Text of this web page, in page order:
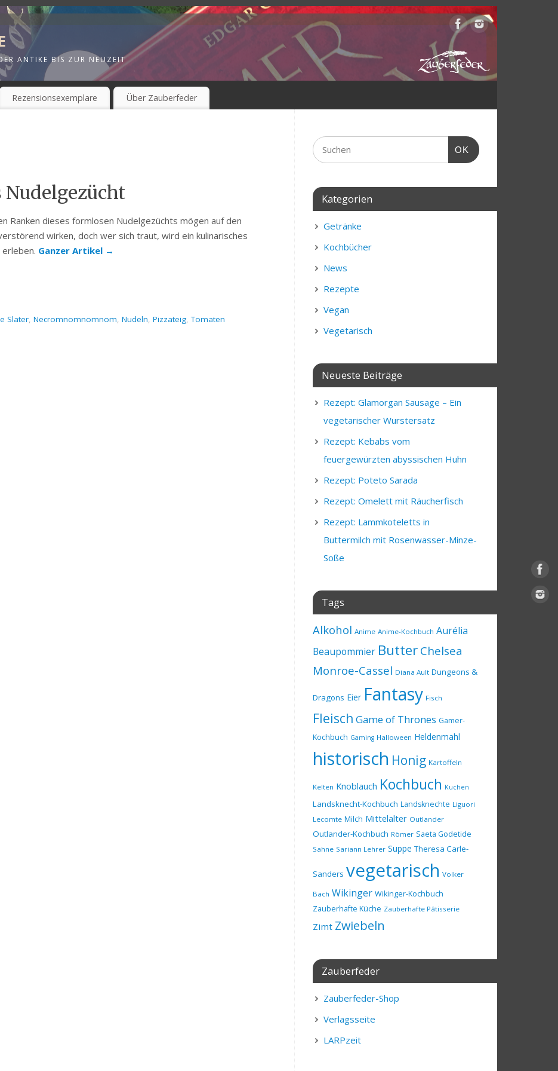
ANTIKE BIS ZUR NEUZEIT
Rezensionsexemplare Über Zauberfeder
Nudelgezücht
Ranken dieses formlosen Nudelgezüchts mögen auf den
wirken, doch wer sich traut, wird ein kulinarisches
Ganzer Artikel →
Slater, Necromnomnomnom, Nudeln, Pizzateig,Tomaten
OK
Kategorien
Getränke
Kochbücher
News
Rezepte
Vegan
Vegetarisch
Neueste Beiträge
Rezept: Glamorgan Sausage – Ein
vegetarischer Wurstersatz
Rezept: Kebabs vom
feuergewürzten abyssischen Huhn
Rezept: Poteto Sarada
Rezept: Omelett mit Räucherfisch
Rezept: Lammkoteletts in
Buttermilch mit Rosenwasser-Minze-
Soße
Tags
Alkohol Anime Anime-Kochbuch Aurélia
Beaupommier ButterChelsea
Monroe-Cassel Diana Ault Dungeons &
Dragons Eier Fantasy Fisch
Fleisch Game of Thrones Gamer-
Kochbuch Gaming Halloween Heldenmahl
historisch Honig Kartoffeln
Kelten Knoblauch Kochbuch Kuchen
Landsknecht-Kochbuch Landsknechte Liguori
Lecomte Milch Mittelalter Outlander
Outlander-Kochbuch Römer Saeta Godetide
Sahne Sariann Lehrer Suppe Theresa Carle-
Sanders vegetarisch Volker
Bach Wikinger Wikinger-Kochbuch
Zauberhafte Küche Zauberhafte Pâtisserie
Zimt Zwiebeln
Zauberfeder
Zauberfeder-Shop
Verlagsseite
LARPzeit